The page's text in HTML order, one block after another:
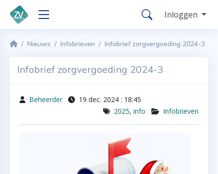
Inloggen
Nieuws Infobrieven Infobrief zorgvergoeding 2024-3
Infobrief zorgvergoeding 2024-3
Beheerder
19 dec. 2024 : 18:45
2025,info Infobrieven